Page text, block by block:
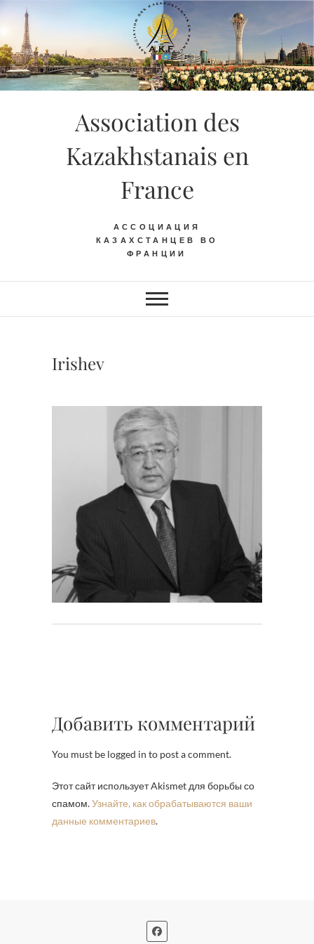
Skip
content
Association des
Kazakhstanais en
France
АССОЦИАЦИЯ
КАЗАХСТАНЦЕВ ВО
ФРАНЦИИ
Irishev
Добавить комментарий
You must be logged in to post a comment.
Этот сайт использует Akismet для борьбы со
спамом.Узнайте, как обрабатываются ваши
данные комментариев.